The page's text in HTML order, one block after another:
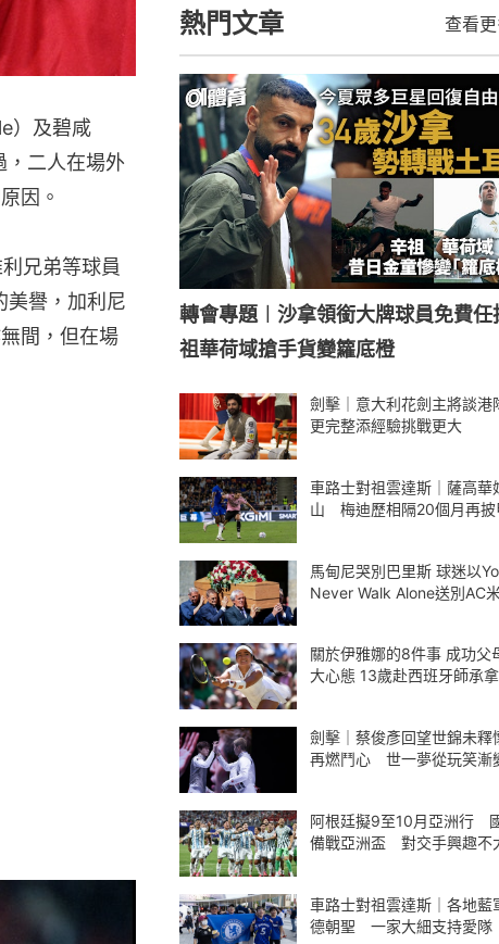
）及碧咸
，二人在場外
因。
兄弟等球員
美譽，加利尼
間，但在場
熱門文章 查看
轉會專題︱沙拿領銜大牌球員免費
祖華荷域搶手貨變籮底橙
劍擊｜意大利花劍主將談
更完整添經驗挑戰更大
車路士對祖雲達斯｜薩高華
山 梅迪歷相隔20個月再披
馬甸尼哭別巴里斯 球迷以
Never Walk Alone送別AC
關於伊雅娜的8件事 成功父
大心態 13歲赴西班牙師承
劍擊｜蔡俊彥回望世錦未
再燃鬥心 世一夢從玩笑漸
阿根廷擬9至10月亞洲行
備戰亞洲盃 對交手興趣不
車路士對祖雲達斯｜各地藍
德朝聖 一家大細支持愛隊